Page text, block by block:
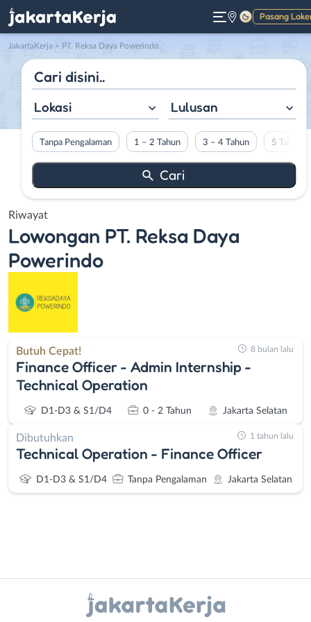
Pasang
Gelap
JakartaKerja > PT. Reksa Daya Powerindo
Lokasi Lulusan
Tanpa Pengalaman 1 – 2 Tahun 3 – 4 Tahun 5 Tahun
Riwayat
Lowongan PT. Reksa Daya
Powerindo
Butuh Cepat!
Finance Officer - Admin Internship -
Technical Operation
D1-D3 & S1/D4 0 - 2 Tahun Jakarta Selatan
8 bulan lalu
Dibutuhkan
Technical Operation - Finance Officer
D1-D3 & S1/D4 Tanpa Pengalaman Jakarta Selatan
1 tahun lalu
Ahli
(Remote
X - Twitter Telegram
Kanal Lainnya..